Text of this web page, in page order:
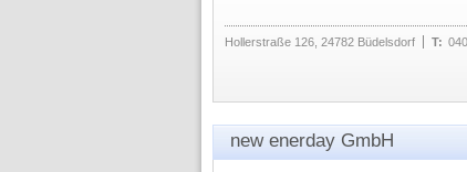
Hollerstraße 126, 24782 Büdelsdorf T:
new enerday GmbH